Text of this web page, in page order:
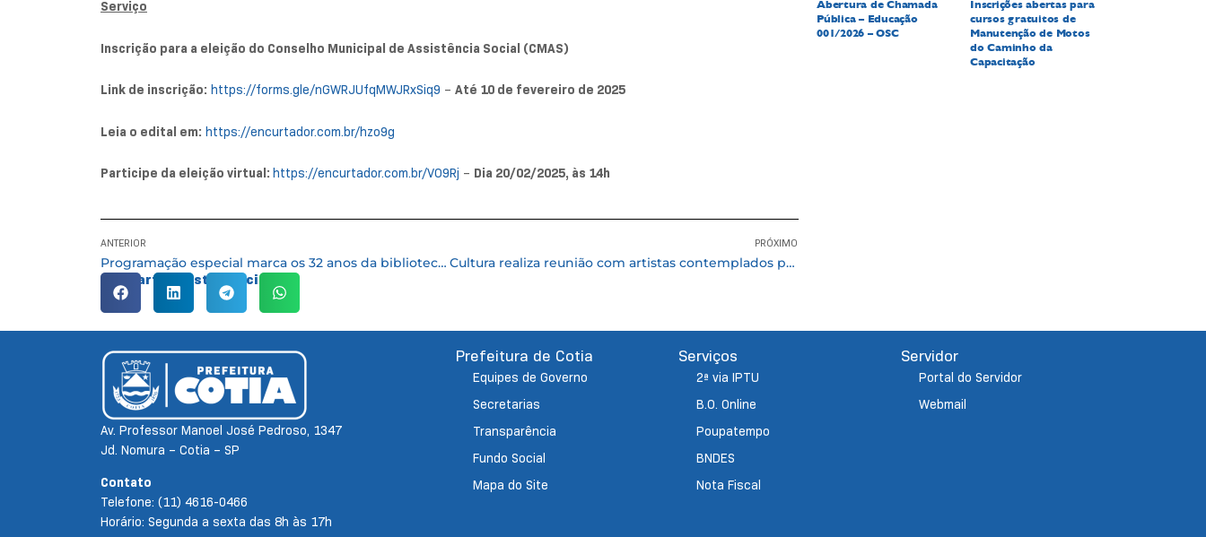
Serviço
Inscrição para a eleição do Conselho Municipal de Assistência Social (CMAS)
Link de inscrição: https://forms.gle/nGWRJUfqMWJRxSiq9 – Até 10 de fevereiro de 2025
Leia o edital em: https://encurtador.com.br/hzo9g
Participe da eleição virtual: https://encurtador.com.br/VO9Rj – Dia 20/02/2025, às 14h
ANTERIOR
Programação especial marca os 32 anos da biblioteca de Caucaia do Alto
PRÓXIMO
Cultura realiza reunião com artistas contemplados pela PNAB
Compartilhe esta notícia:
Abertura de Chamada
Pública – Educação
001/2026 – OSC
Inscrições abertas para
cursos gratuitos de
Manutenção de Motos
do Caminho da
Capacitação
Av. Professor Manoel José Pedroso, 1347
Jd. Nomura – Cotia – SP
Contato
Telefone: (11) 4616-0466
Horário: Segunda a sexta das 8h às 17h
Prefeitura de Cotia
Equipes de Governo
Secretarias
Transparência
Fundo Social
Mapa do Site
Serviços
2ª via IPTU
B.O. Online
Poupatempo
BNDES
Nota Fiscal
Servidor
Portal do Servidor
Webmail